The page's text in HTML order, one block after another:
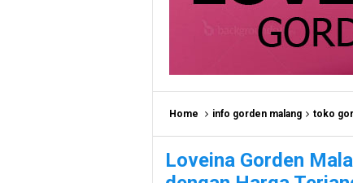
Home info gorden malang toko
Loveina Gorden